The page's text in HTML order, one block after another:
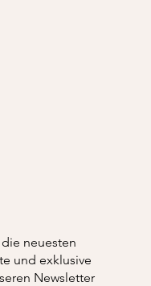
neuesten
und exklusive
Newsletter